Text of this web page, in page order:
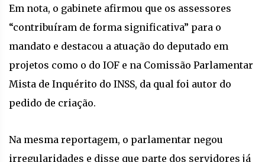
Em nota, o gabinete afirmou que os assessores
“contribuíram de forma significativa” para o
mandato e destacou a atuação do deputado em
projetos como o do IOF e na Comissão Parlamentar
Mista de Inquérito do INSS, da qual foi autor do
pedido de criação.
Na mesma reportagem, o parlamentar negou
irregularidades e disse que parte dos servidores já